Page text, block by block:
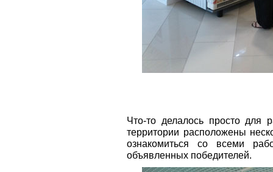
Что-то делалось просто для
территории расположены
ознакомиться со всеми
объявленных победителей.